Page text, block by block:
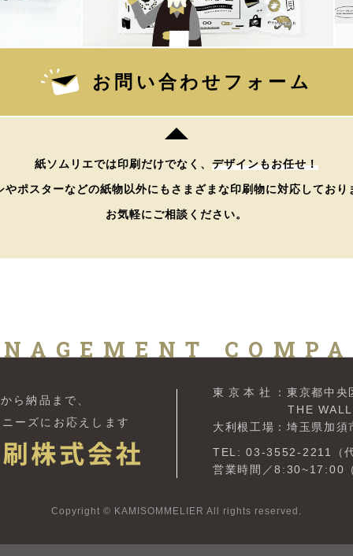
お問い合わせフォーム
紙ソムリエでは印刷だけでなく、 デザインもお任せ！
やポスターなどの紙物以外にもさまざまな印刷物に対応しており
お気軽にご相談ください。
ら納品まで、
ニーズにお応えします
東京本社
：東京都中
THE WALL
大利根工場：埼玉県加
TEL: 03-3552-2211（
営業時間／8:30~17:00
Copyright © KAMISOMMELIER All rights reserved.